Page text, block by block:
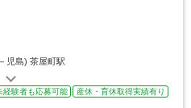
児島) 茶屋町駅
経験者も応募可能
産休・育休取得実績有り